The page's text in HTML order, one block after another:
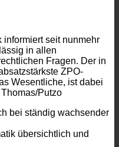
informiert seit nunmehr
in allen
Fragen. Der in
ZPO-
Wesentliche, ist dabei
Putzo
bei ständig wachsender
übersichtlich und